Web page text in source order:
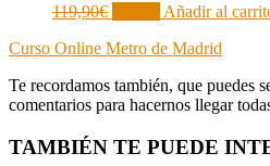
119,90€
original
119,90€.
El
actual
99,90€.
Añadir al
Curso Online Metro de Madrid
Te recordamos también, que puedes
comentarios para hacernos llegar
TAMBIÉN TE PUEDE